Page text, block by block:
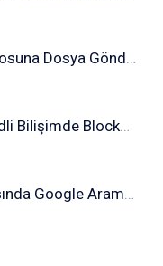
Git Kullanımı ve Git Reposuna Dosya Gönderimi (Adım Adım Rehber)
Dijital Paranın İzinde: Adli Bilişimde Blockchain Analizi
Açık Kaynak Araştırmasında Google Arama Yöntemleri: Detaylı Rehber